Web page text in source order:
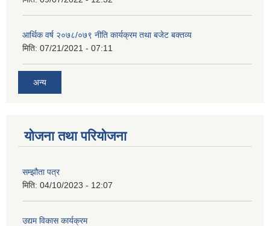
आर्थिक वर्ष २०७८/०७९ नीति कार्यक्रम तथा बजेट बक्तव्य
मिति: 07/21/2021 - 07:11
अन्य
योजना तथा परियोजना
सम्झौता पत्र
मिति: 04/10/2023 - 12:07
उद्यम विकास कार्यक्रम